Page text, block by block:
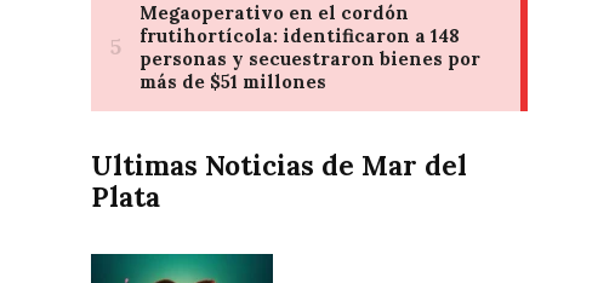
Ultimas Noticias de Mar del
Plata